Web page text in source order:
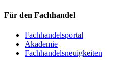
Für den Fachhandel
Fachhandelsportal
Akademie
Fachhandelsneuigkeiten